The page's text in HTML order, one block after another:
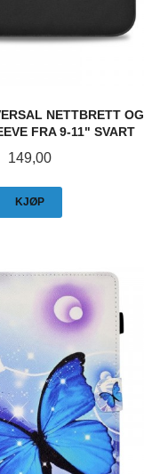
NETTBRETT OG
FRA 9-11" SVART
Pris
149,00
KJØP